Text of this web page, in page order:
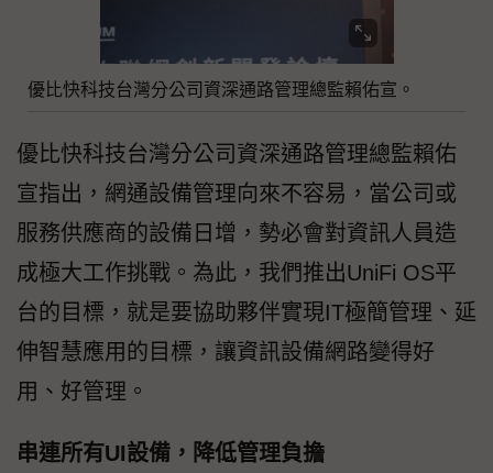
優比快科技台灣分公司資深通路管理總監賴佑宣。
優比快科技台灣分公司資深通路管理總監賴佑
宣指出，網通設備管理向來不容易，當公司或
服務供應商的設備日增，勢必會對資訊人員造
成極大工作挑戰。為此，我們推出UniFi OS平
台的目標，就是要協助夥伴實現IT極簡管理、延
伸智慧應用的目標，讓資訊設備網路變得好
用、好管理。
串連所有UI設備，降低管理負擔